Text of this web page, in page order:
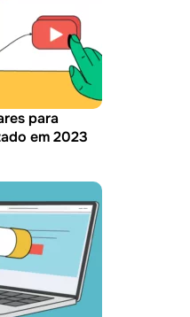
para
em 2023